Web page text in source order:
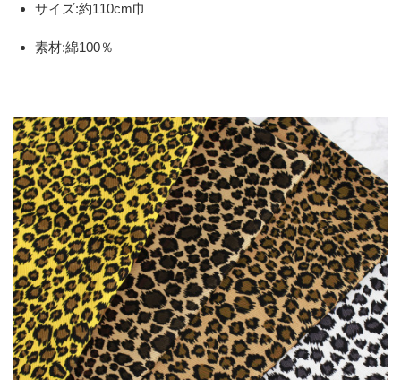
サイズ:約110cm巾
素材:綿100％